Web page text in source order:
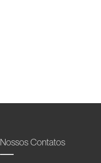
Nossos Contatos